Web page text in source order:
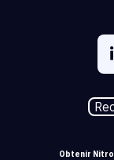
Obtenir Nitro